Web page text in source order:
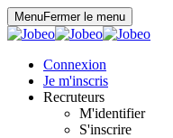
MenuFermer le menu
Connexion
Je m'inscris
Recruteurs
M'identifier
S'inscrire
Panneau de gestion des cookies